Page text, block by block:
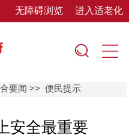
无障碍浏览 进入适老化
要闻 >>便民提示
安全最重要